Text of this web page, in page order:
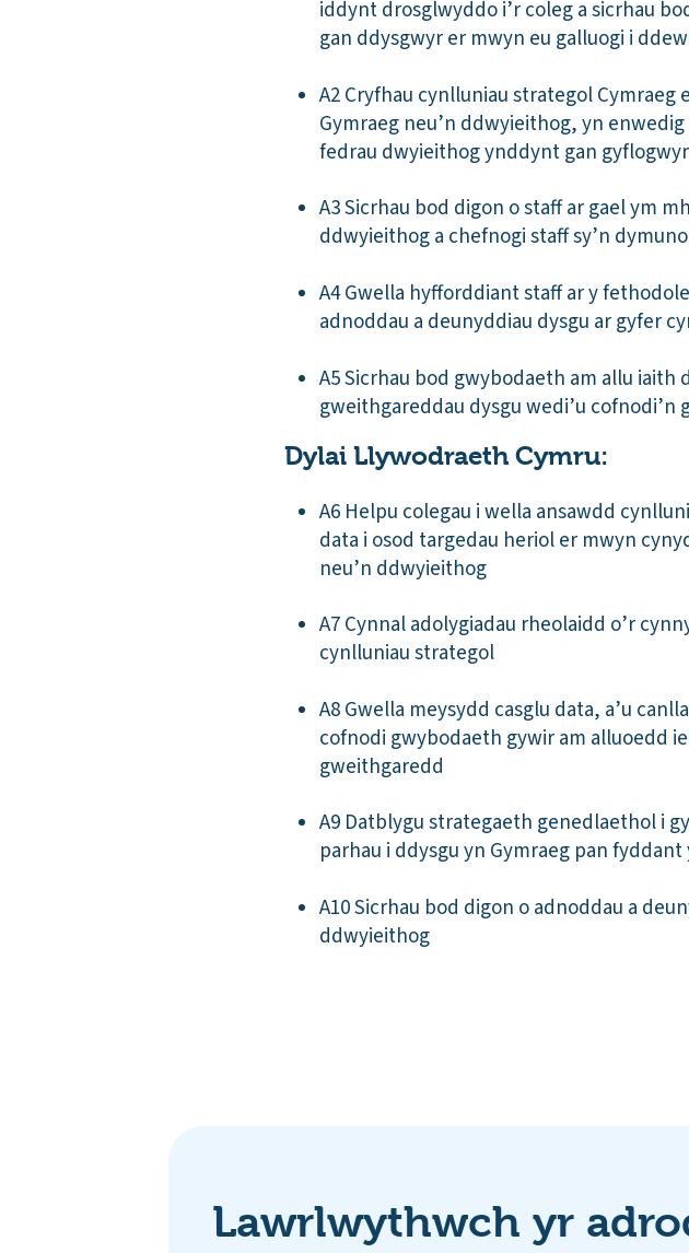
iddynt drosglwyddo i’r coleg a sicrhau
gan ddysgwyr er mwyn eu galluogi i
A2 Cryfhau cynlluniau strategol
Gymraeg neu’n ddwyieithog, yn
fedrau dwyieithog ynddynt gan gyflogwyr
A3 Sicrhau bod digon o staff ar gael ym
ddwyieithog a chefnogi staff sy’n
A4 Gwella hyfforddiant staff ar y
adnoddau a deunyddiau dysgu ar gyfer
A5 Sicrhau bod gwybodaeth am allu
gweithgareddau dysgu wedi’u cofnodi’n
Dylai Llywodraeth Cymru:
A6 Helpu colegau i wella ansawdd
data i osod targedau heriol er mwyn
neu’n ddwyieithog
A7 Cynnal adolygiadau rheolaidd o’r
cynlluniau strategol
A8 Gwella meysydd casglu data, a’u
cofnodi gwybodaeth gywir am alluoedd
gweithgaredd
A9 Datblygu strategaeth genedlaethol i
parhau i ddysgu yn Gymraeg pan
A10 Sicrhau bod digon o adnoddau a
ddwyieithog
Lawrlwythwch yr